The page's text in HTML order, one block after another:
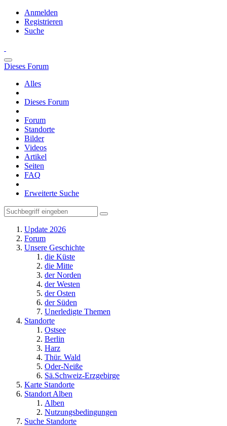
Anmelden
Registrieren
Suche
Dieses Forum
Alles
Dieses Forum
Forum
Standorte
Bilder
Videos
Artikel
Seiten
FAQ
Erweiterte Suche
Update 2026
Forum
Unsere Geschichte
die Küste
die Mitte
der Norden
der Westen
der Osten
der Süden
Unerledigte Themen
Standorte
Ostsee
Berlin
Harz
Thür. Wald
Oder-Neiße
Sä.Schweiz-Erzgebirge
Karte Standorte
Standort Alben
Alben
Nutzungsbedingungen
Suche Standorte